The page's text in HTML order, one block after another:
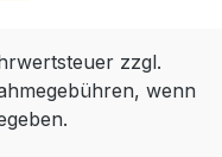
zzgl.
wenn